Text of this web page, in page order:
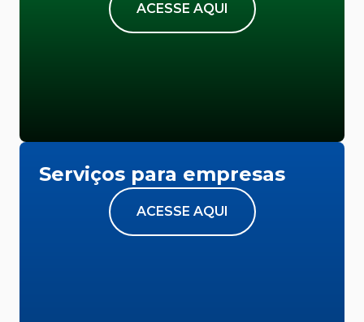
ACESSE AQUI
Serviços para empresas
ACESSE AQUI